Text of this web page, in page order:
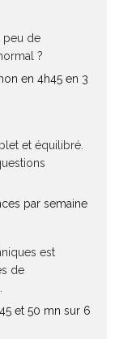
peu de
?
en 4h45 en 3
et équilibré.
par semaine
est
de
et 50 mn sur 6